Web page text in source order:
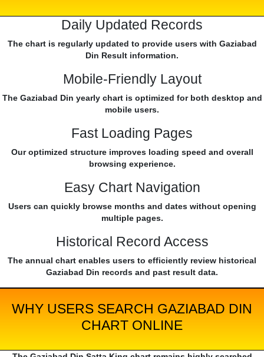
Daily Updated Records
The chart is regularly updated to provide users with Gaziabad
Din Result information.
Mobile-Friendly Layout
The Gaziabad Din yearly chart is optimized for both desktop and
mobile users.
Fast Loading Pages
Our optimized structure improves loading speed and overall
browsing experience.
Easy Chart Navigation
Users can quickly browse months and dates without opening
multiple pages.
Historical Record Access
The annual chart enables users to efficiently review historical
Gaziabad Din records and past result data.
WHY USERS SEARCH GAZIABAD DIN
CHART ONLINE